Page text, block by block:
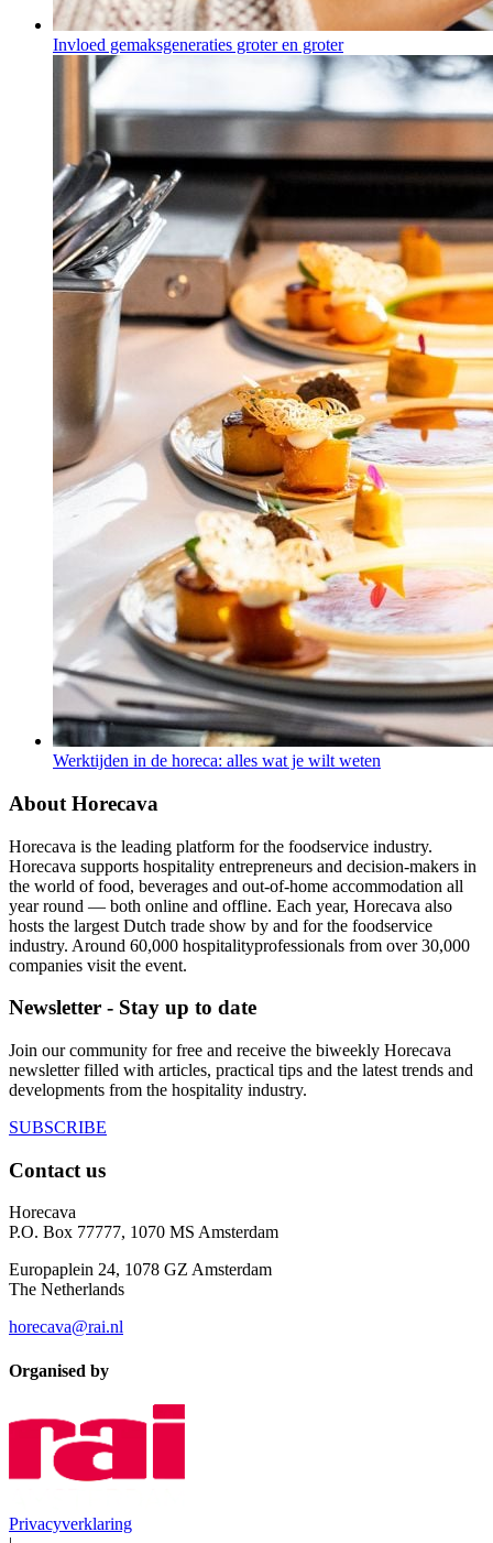
Invloed gemaksgeneraties groter en groter
Werktijden in de horeca: alles wat je wilt weten
About Horecava
Horecava is the leading platform for the foodservice industry.
Horecava supports hospitality entrepreneurs and decision-makers in
the world of food, beverages and out-of-home accommodation all
year round — both online and offline. Each year, Horecava also
hosts the largest Dutch trade show by and for the foodservice
industry. Around 60,000 hospitalityprofessionals from over 30,000
companies visit the event.
Newsletter - Stay up to date
Join our community for free and receive the biweekly Horecava
newsletter filled with articles, practical tips and the latest trends and
developments from the hospitality industry.
SUBSCRIBE
Contact us
Horecava
P.O. Box 77777, 1070 MS Amsterdam
Europaplein 24, 1078 GZ Amsterdam
The Netherlands
horecava@rai.nl
Organised by
Privacyverklaring